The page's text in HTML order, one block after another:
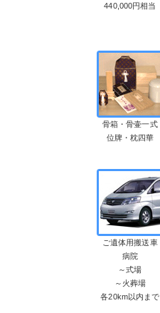
440,000円相当
骨箱・骨壷一式
位牌・枕四華
ご遺体用搬送車
病院
～式場
～火葬場
各20km以内まで